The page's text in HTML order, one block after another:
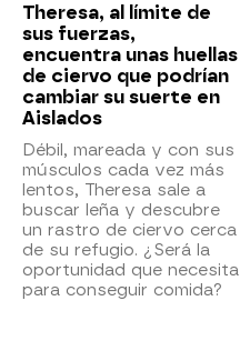
Theresa, al límite de
sus fuerzas,
encuentra unas huellas
de ciervo que podrían
cambiar su suerte en
Aislados
Débil, mareada y con sus
músculos cada vez más
lentos, Theresa sale a
buscar leña y descubre
un rastro de ciervo cerca
de su refugio. ¿Será la
oportunidad que necesita
para conseguir comida?